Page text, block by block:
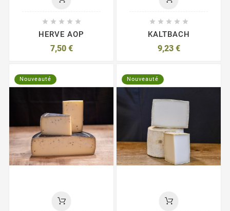
    
HERVE AOP
7,50 €
    
KALTBACH
9,23 €
Nouveauté Nouveauté